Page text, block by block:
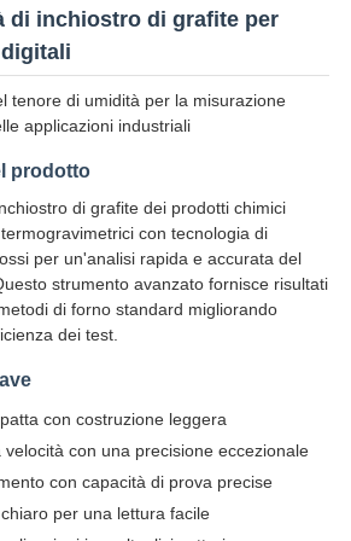
di inchiostro di grafite per
tenore di umidità per la misurazione
applicazioni industriali
prodotto
di grafite dei prodotti chimici
con tecnologia di
per un'analisi rapida e accurata del
strumento avanzato fornisce risultati
di forno standard migliorando
dei test.
con costruzione leggera
velocità con una precisione eccezionale
con capacità di prova precise
per una lettura facile